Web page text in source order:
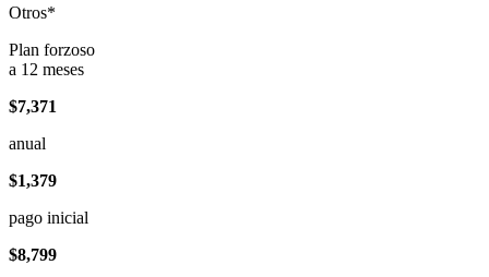
Otros*
Plan forzoso
a 12 meses
$7,371
anual
$1,379
pago inicial
$8,799